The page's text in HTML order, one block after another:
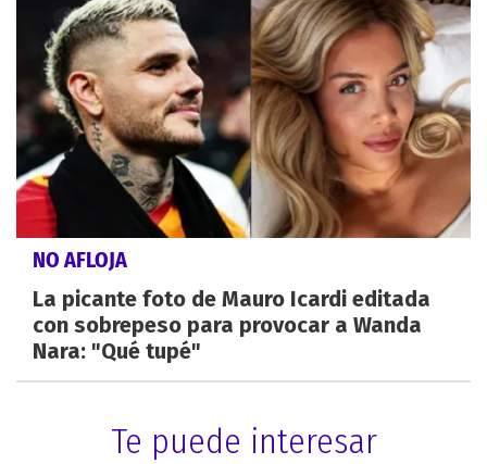
NO AFLOJA
La picante foto de Mauro Icardi editada
con sobrepeso para provocar a Wanda
Nara: "Qué tupé"
Te puede interesar